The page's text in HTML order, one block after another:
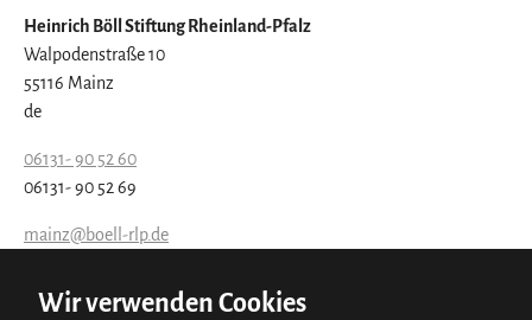
Wir verwenden Cookies
Heinrich Böll Stiftung Rheinland-Pfalz
Walpodenstraße 10
55116 Mainz
de
06131- 90 52 60
06131- 90 52 69
mainz@boell-rlp.de